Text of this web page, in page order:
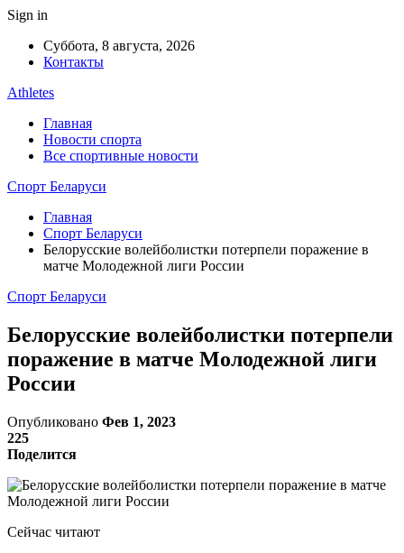
Sign in
Суббота, 8 августа, 2026
Контакты
Athletes
Главная
Новости спорта
Все спортивные новости
Спорт Беларуси
Главная
Спорт Беларуси
Белорусские волейболистки потерпели поражение в
матче Молодежной лиги России
Спорт Беларуси
Белорусские волейболистки потерпели
поражение в матче Молодежной лиги
России
Опубликовано Фев 1, 2023
225
Поделится
Сейчас читают